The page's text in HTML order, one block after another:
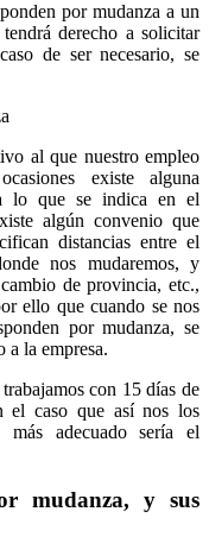
por mudanza a un
derecho a solicitar
de ser necesario, se
al que nuestro empleo
existe alguna
lo que se indica en el
algún convenio que
distancias entre el
nos mudaremos, y
de provincia, etc.,
ello que cuando se nos
por mudanza, se
a la empresa.
con 15 días de
el caso que así nos los
adecuado sería el
mudanza, y sus